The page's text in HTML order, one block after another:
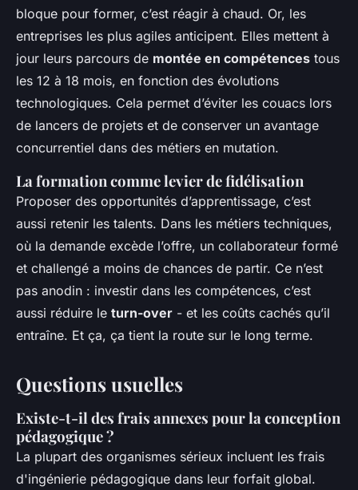
bloque pour former, c’est réagir à chaud. Or, les
entreprises les plus agiles anticipent. Elles mettent à
jour leurs parcours de montée en compétences tous
les 12 à 18 mois, en fonction des évolutions
technologiques. Cela permet d’éviter les couacs lors
de lancers de projets et de conserver un avantage
concurrentiel dans des métiers en mutation.
La formation comme levier de fidélisation
Proposer des opportunités d’apprentissage, c’est
aussi retenir les talents. Dans les métiers techniques,
où la demande excède l’offre, un collaborateur formé
et challengé a moins de chances de partir. Ce n’est
pas anodin : investir dans les compétences, c’est
aussi réduire le turn-over - et les coûts cachés qu’il
entraîne. Et ça, ça tient la route sur le long terme.
Questions usuelles
Existe-t-il des frais annexes pour la conception
pédagogique ?
La plupart des organismes sérieux incluent les frais
d'ingénierie pédagogique dans leur forfait global.